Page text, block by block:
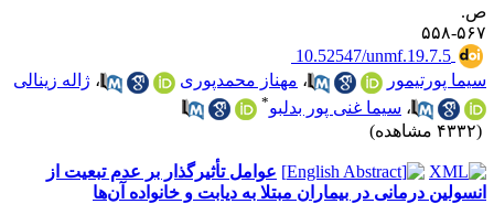
۵۵۸
‎ 10.52547/unmf.19.7.5
پورتیمور
،مهناز محمدپوری ،ژاله زینالی
،سیما غنی پور بدلبو
عوامل تأثیرگذار بر عدم تبعیت از
درمانی در بیماران مبتلا به دیابت و خانواده آن‌ها